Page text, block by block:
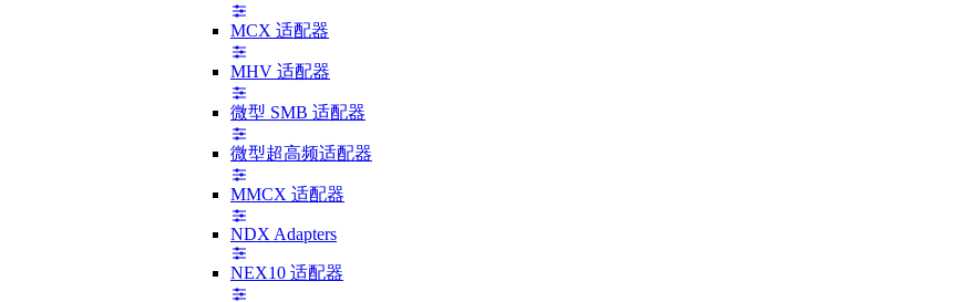
MCX 适配器
MHV 适配器
微型 SMB 适配器
微型超高频适配器
MMCX 适配器
NDX Adapters
NEX10 适配器